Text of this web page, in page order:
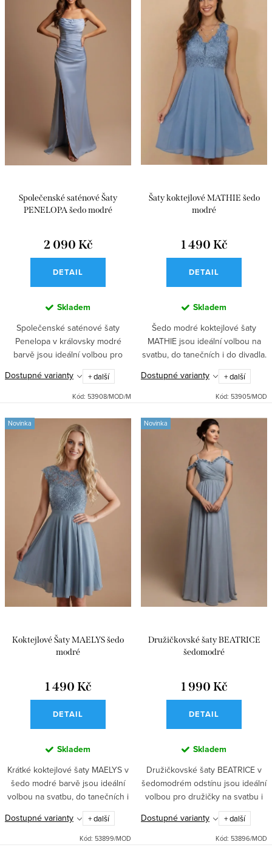
ů
t
ů
Abecedně
Společenské saténové Šaty
PENELOPA šedo modré
2 090 Kč
DETAIL
Skladem
Společenské saténové šaty
Penelopa v královsky modré
barvě jsou ideální volbou pro
plesovou sezónu díky svému
elegantnímu korzetovému topu a
dlouhé sukni s rozparkem.
Dostupné varianty + další
Kód: 53908/MOD/M
Šaty koktejlové MATHIE šedo
modré
1 490 Kč
DETAIL
Skladem
Šedo modré koktejlové šaty
MATHIE jsou ideální volbou na
svatbu, do tanečních i do divadla.
Přiléhavý top s vyztuženým
výstřihem a kolová sukně se
spodničkou zaručí elegantní...
Dostupné varianty + další
Kód: 53905/MOD
Novinka
Koktejlové Šaty MAELYS šedo
modré
1 490 Kč
DETAIL
Skladem
Krátké koktejlové šaty MAELYS v
šedo modré barvě jsou ideální
volbou na svatbu, do tanečních i
do divadla. Krajkový živůtek,
kolová sukně se spodničkou a
vyztužená hrudní část...
Dostupné varianty + další
Kód: 53899/MOD
Novinka
Družičkovské šaty BEATRICE
šedomodré
1 990 Kč
DETAIL
Skladem
Družičkovské šaty BEATRICE v
šedomodrém odstínu jsou ideální
volbou pro družičky na svatbu i
do tanečních. Mají elegantní
výstřih s odhalenými rameny,
jemná nastavitelná ramínka...
Dostupné varianty + další
Kód: 53896/MOD